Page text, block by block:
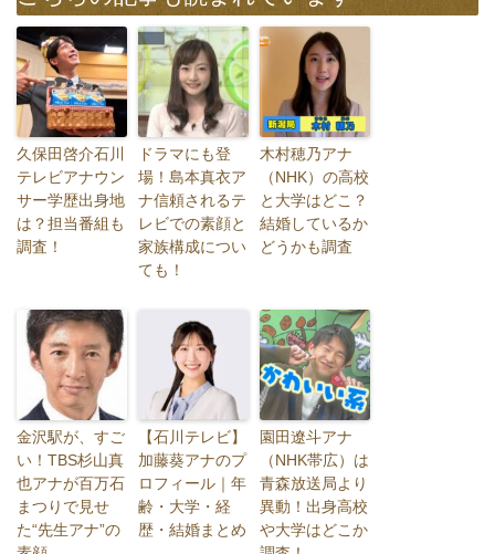
久保田啓介石川
テレビアナウン
サー学歴出身地
は？担当番組も
調査！
ドラマにも登
場！島本真衣ア
ナ信頼されるテ
レビでの素顔と
家族構成につい
ても！
木村穂乃アナ
（NHK）の高校
と大学はどこ？
結婚しているか
どうかも調査
金沢駅が、すご
い！TBS杉山真
也アナが百万石
まつりで見せ
た“先生アナ”の
【石川テレビ】
加藤葵アナのプ
ロフィール｜年
齢・大学・経
歴・結婚まとめ
園田遼斗アナ
（NHK帯広）は
青森放送局より
異動！出身高校
や大学はどこか